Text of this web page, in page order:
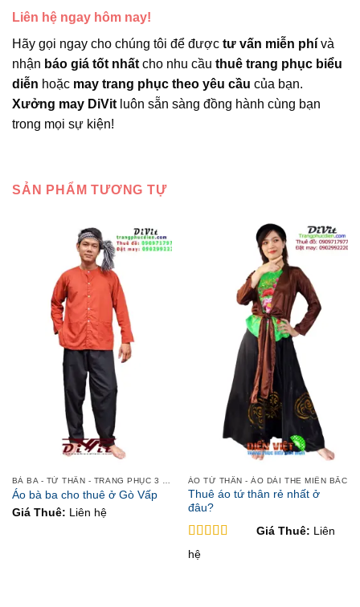
Liên hệ ngay hôm nay!
Hãy gọi ngay cho chúng tôi để được tư vấn miễn phí và
nhận báo giá tốt nhất cho nhu cầu thuê trang phục biểu
diễn hoặc may trang phục theo yêu cầu của bạn.
Xưởng may DiVit luôn sẵn sàng đồng hành cùng bạn
trong mọi sự kiện!
SẢN PHẨM TƯƠNG TỰ
Áo bà ba cho thuê ở Gò Vấp
Giá Thuê: Liên hệ
ÁO TỨ THÂN - ÁO DÀI THE MIỀN BẮC
Thuê áo tứ thân rẻ nhất ở
đâu?
Được xếp
hạng
Giá Thuê:
Liên
hệ